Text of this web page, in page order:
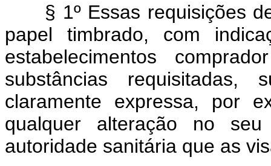
§ 1º Essas requisições
papel timbrado, com
estabelecimentos
substâncias requisitadas,
claramente expressa, por
qualquer alteração no
autoridade sanitária que as